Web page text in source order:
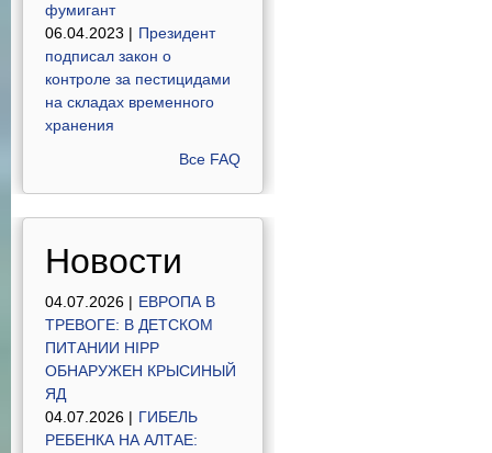
фумигант
06.04.2023 | Президент
подписал закон о
контроле за пестицидами
на складах временного
хранения
Все FAQ
Новости
04.07.2026 | ЕВРОПА В
ТРЕВОГЕ: В ДЕТСКОМ
ПИТАНИИ HIPP
ОБНАРУЖЕН КРЫСИНЫЙ
ЯД
04.07.2026 | ГИБЕЛЬ
РЕБЕНКА НА АЛТАЕ: